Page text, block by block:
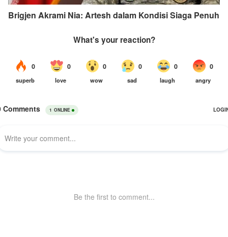
Brigjen Akrami Nia: Artesh dalam Kondisi Siaga Penuh